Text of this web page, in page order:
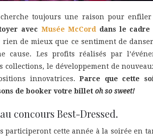
cherche toujours une raison pour
avec Musée McCorddans le cadre
rien de mieux que ce sentiment de
cause. Les profits réalisés par
collections, le développement de
innovatrices.Parce que cette
de booker votre billet oh so sweet!
concours Best-Dressed.
participeront cette année à la soirée en